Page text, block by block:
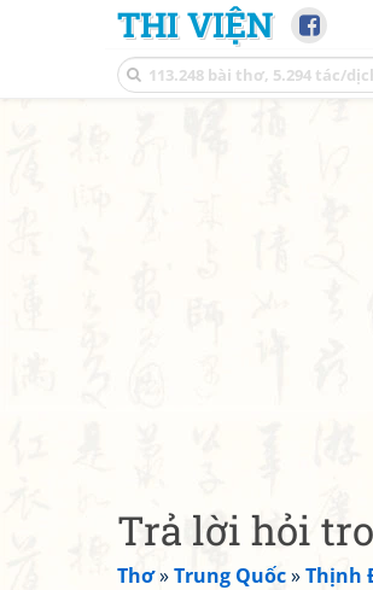
THI VIỆN
Trả lời hỏi
Thơ»Trung Quốc»Thịnh